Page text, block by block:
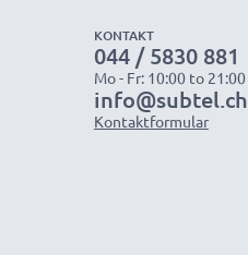
KONTAKT
044 / 5830 881
Mo - Fr: 10:00 to 21:00
info@subtel.ch
Kontaktformular